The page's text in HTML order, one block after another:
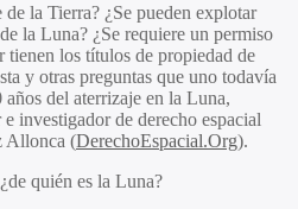
la Tierra? ¿Se pueden explotar
la Luna? ¿Se requiere un permiso
tienen los títulos de propiedad de
y otras preguntas que uno todavía
del aterrizaje en la Luna,
investigador de derecho espacial
Allonca (DerechoEspacial.Org).
quién es la Luna?